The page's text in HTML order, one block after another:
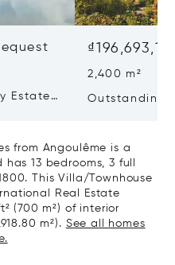
Estate
2,400 m²
Outstanding
from Angoulême is a
13 bedrooms, 3 full
This Villa/Townhouse
Real Estate
(700 m²) of interior
m²). See all homes